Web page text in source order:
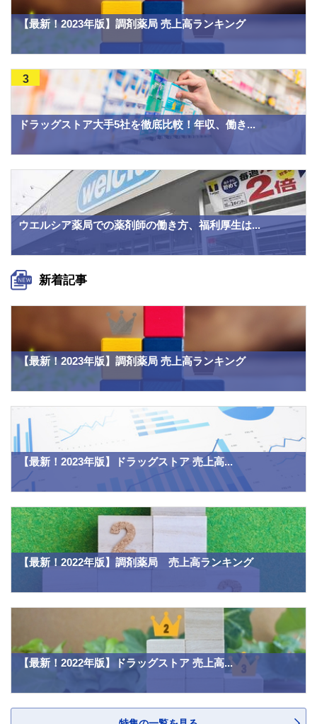
【最新！2023年版】調剤薬局 売上高ランキング
ドラッグストア大手5社を徹底比較！年収、働き...
3
ウエルシア薬局での薬剤師の働き方、福利厚生は...
新着記事
【最新！2023年版】調剤薬局 売上高ランキング
【最新！2023年版】ドラッグストア 売上高...
【最新！2022年版】調剤薬局 売上高ランキング
【最新！2022年版】ドラッグストア 売上高...